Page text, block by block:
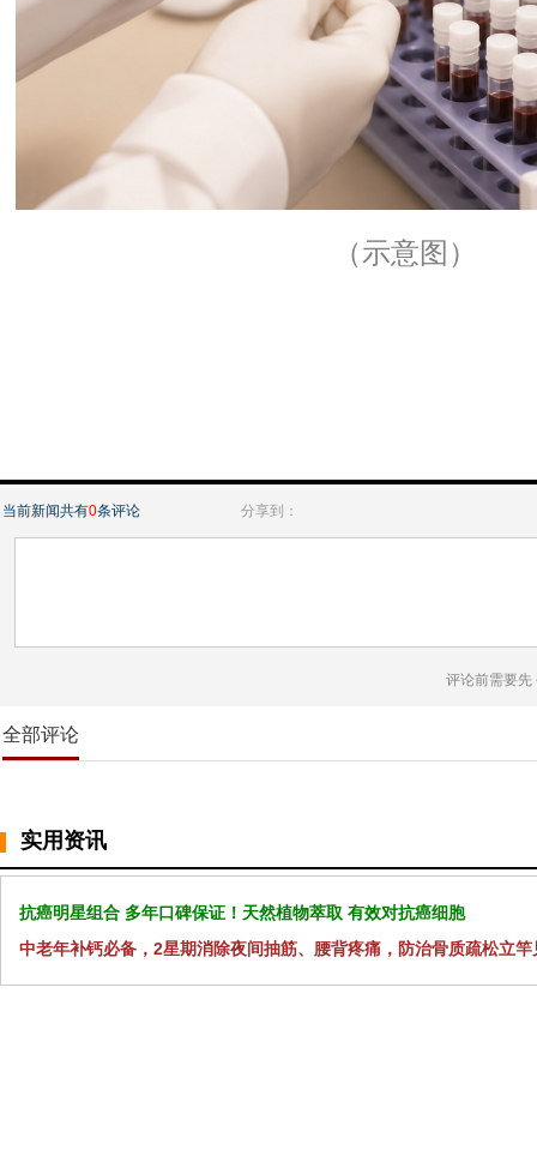
（示意图）
当前新闻共有0条评论 分享到：
评论前需要先
全部评论
实用资讯
抗癌明星组合 多年口碑保证！天然植物萃取 有效对抗癌细胞
中老年补钙必备，2星期消除夜间抽筋、腰背疼痛，防治骨质疏松立竿